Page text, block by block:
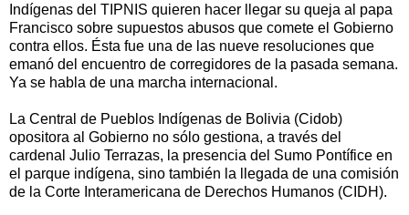
Indígenas del TIPNIS quieren hacer llegar su queja al papa
Francisco sobre supuestos abusos que comete el Gobierno
contra ellos. Ésta fue una de las nueve resoluciones que
emanó del encuentro de corregidores de la pasada semana.
Ya se habla de una marcha internacional.
La Central de Pueblos Indígenas de Bolivia (Cidob)
opositora al Gobierno no sólo gestiona, a través del
cardenal Julio Terrazas, la presencia del Sumo Pontífice en
el parque indígena, sino también la llegada de una comisión
de la Corte Interamericana de Derechos Humanos (CIDH).